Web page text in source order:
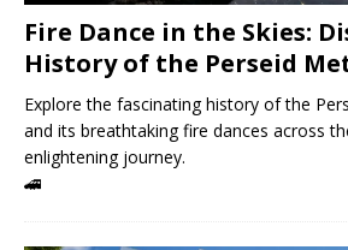
Fire Dance in the Skies:
History of the Perseid
Explore the fascinating history of the
and its breathtaking fire dances across
enlightening journey.
🚄